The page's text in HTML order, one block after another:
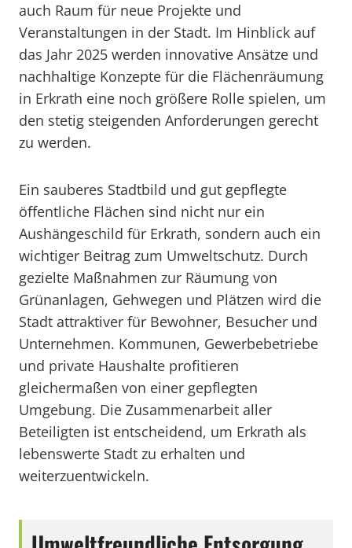
auch Raum für neue Projekte und
Veranstaltungen in der Stadt. Im Hinblick auf
das Jahr 2025 werden innovative Ansätze und
nachhaltige Konzepte für die Flächenräumung
in Erkrath eine noch größere Rolle spielen, um
den stetig steigenden Anforderungen gerecht
zu werden.
Ein sauberes Stadtbild und gut gepflegte
öffentliche Flächen sind nicht nur ein
Aushängeschild für Erkrath, sondern auch ein
wichtiger Beitrag zum Umweltschutz. Durch
gezielte Maßnahmen zur Räumung von
Grünanlagen, Gehwegen und Plätzen wird die
Stadt attraktiver für Bewohner, Besucher und
Unternehmen. Kommunen, Gewerbebetriebe
und private Haushalte profitieren
gleichermaßen von einer gepflegten
Umgebung. Die Zusammenarbeit aller
Beteiligten ist entscheidend, um Erkrath als
lebenswerte Stadt zu erhalten und
weiterzuentwickeln.